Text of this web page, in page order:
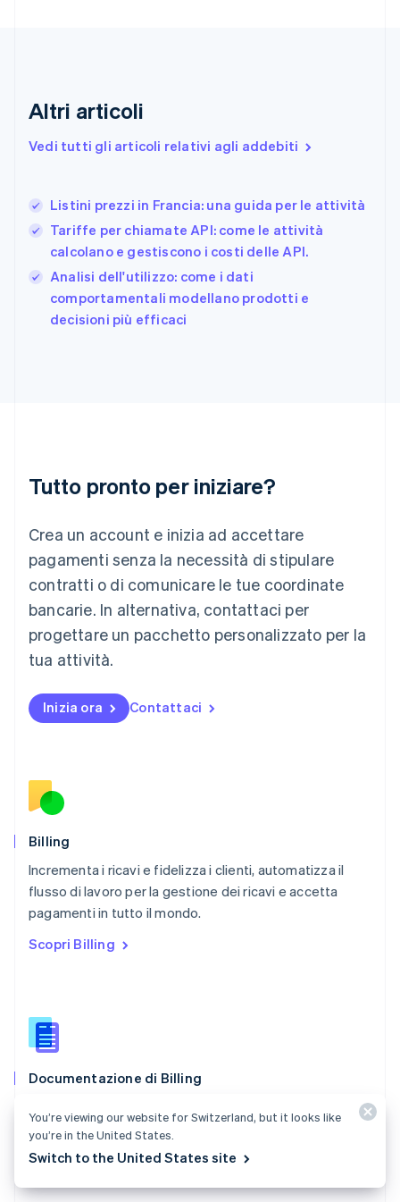
Altri articoli
Vedi tutti gli articoli relativi agli addebiti
Listini prezzi in Francia: una guida per le attività
Tariffe per chiamate API: come le attività
calcolano e gestiscono i costi delle API.
Analisi dell'utilizzo: come i dati
comportamentali modellano prodotti e
decisioni più efficaci
Tutto pronto per iniziare?
Crea un account e inizia ad accettare
pagamenti senza la necessità di stipulare
contratti o di comunicare le tue coordinate
bancarie. In alternativa, contattaci per
progettare un pacchetto personalizzato per la
tua attività.
Inizia ora Contattaci
Billing
Incrementa i ricavi e fidelizza i clienti, automatizza il
flusso di lavoro per la gestione dei ricavi e accetta
pagamenti in tutto il mondo.
Scopri Billing
Documentazione di Billing
emetti fatture.
Consulta la documentazione
EnglishSvenska
FrançaisEnglish
Giappone
日本語English
Gibilterra
English
Grecia
English
India
Lituania
Lussemburgo
Deutsch English
Malaysia
English 简体中文
Malta
Messico
EspañolEnglish
English
Nuova Zelanda
English
Portogallo
Português
English简体中文
Regno Unito
English
English
English
Slovacchia
Slovenia
Spagna
Español English
Stati Uniti
English Español 简体中文
Svezia
You’re viewing our website for Switzerland, but it looks like
you’re in the United States.
Switch to the United States site